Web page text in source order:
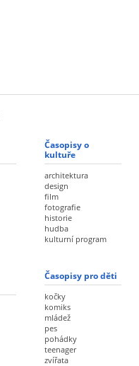
Časopisy o
kultuře
architektura
design
film
fotografie
historie
hudba
kulturní program
Časopisy pro děti
kočky
komiks
mládež
pes
pohádky
teenager
zvířata